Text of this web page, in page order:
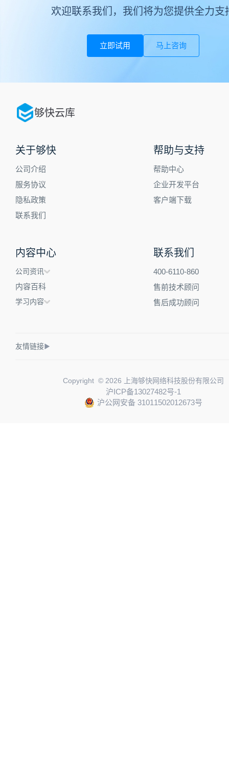
欢迎联系我们，我们将为您提供全力支
立即试用 马上咨询
够快云库
关于够快
公司介绍
服务协议
隐私政策
联系我们
帮助与支持
帮助中心
企业开发平台
客户端下载
内容中心
公司资讯
内容百科
学习内容
联系我们
400-6110-860
售前技术顾问
售后成功顾问
友情链接▶
Copyright © 2026 上海够快网络科技股份有限公司
沪ICP备13027482号-1
沪公网安备 31011502012673号